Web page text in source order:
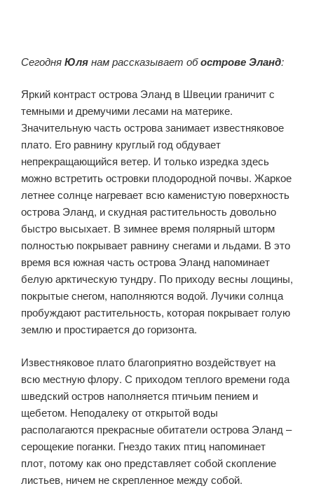
СегодняЮлянам рассказывает обострове Эланд:
Яркий контраст острова Эланд в Швеции граничит с
темными и дремучими лесами на материке.
Значительную часть острова занимает известняковое
плато. Его равнину круглый год обдувает
непрекращающийся ветер. И только изредка здесь
можно встретить островки плодородной почвы. Жаркое
летнее солнце нагревает всю каменистую поверхность
острова Эланд, и скудная растительность довольно
быстро высыхает. В зимнее время полярный шторм
полностью покрывает равнину снегами и льдами. В это
время вся южная часть острова Эланд напоминает
белую арктическую тундру. По приходу весны лощины,
покрытые снегом, наполняются водой. Лучики солнца
пробуждают растительность, которая покрывает голую
землю и простирается до горизонта.
Известняковое плато благоприятно воздействует на
всю местную флору. С приходом теплого времени года
шведский остров наполняется птичьим пением и
щебетом. Неподалеку от открытой воды
располагаются прекрасные обитатели острова Эланд –
серощекие поганки. Гнездо таких птиц напоминает
плот, потому как оно представляет собой скопление
листьев, ничем не скрепленное между собой.